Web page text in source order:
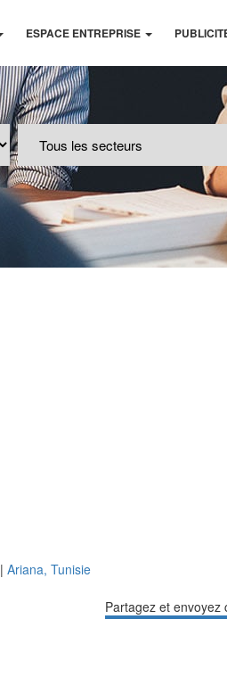
ESPACE ENTREPRISE
|Ariana, Tunisie
Partagez et envoyez